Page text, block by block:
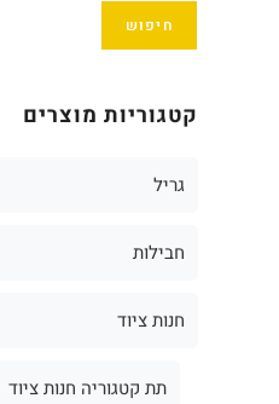
חיפוש
קטגוריות מוצרים
גריל
חבילות
חנות ציוד
תת קטגוריה חנות ציוד